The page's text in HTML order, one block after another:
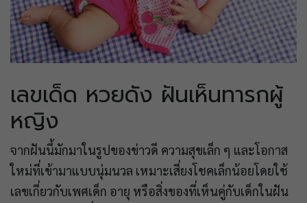
เลขเด็ด หวยดัง ฝันเห็นทารกผู้
หญิง
จากฝันนี้มักมาในรูปของข่าวดี ความสุขเล็ก ๆ และโอกาส
ใหม่ที่เข้ามาแบบนุ่มนวล เหมาะเสี่ยงโชคเล็กน้อยโดยใช้
เลขเกี่ยวกับเพศเด็ก อายุ หรือสิ่งของที่เห็นคู่กับเด็กในฝัน